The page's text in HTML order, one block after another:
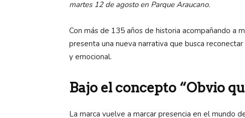
martes 12 de agosto en Parque Araucano.
Con más de 135 años de historia acompañando a
presenta una nueva narrativa que busca
y emocional.
Bajo el concepto “Obvio
La marca vuelve a marcar presencia en el mundo